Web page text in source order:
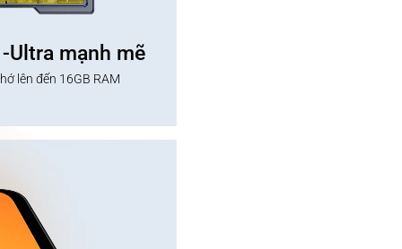
Ultra mạnh mẽ
lên đến 16GB RAM